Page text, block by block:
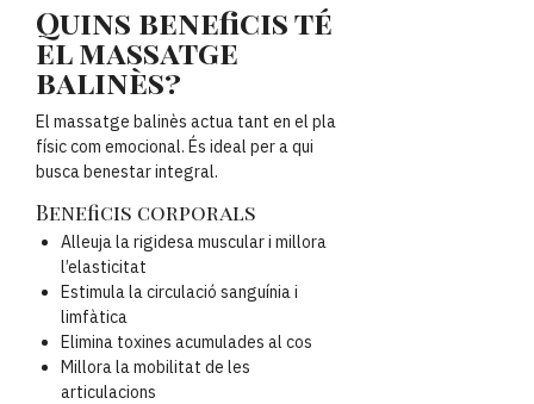
Quins beneficis té
el massatge
balinès?
El massatge balinès actua tant en el pla
físic com emocional. És ideal per a qui
busca benestar integral.
Beneficis corporals
Alleuja la rigidesa muscular i millora
l’elasticitat
Estimula la circulació sanguínia i
limfàtica
Elimina toxines acumulades al cos
Millora la mobilitat de les
articulacions